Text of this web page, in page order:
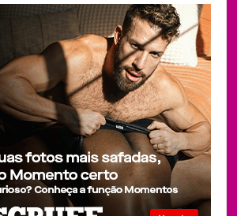
real, aponta
relatório
internacional
Gay de 62 anos
relembra quando,
aos 15, foi garoto de
programa por
quatro meses sem
saber: “Idiotice da
minha parte”